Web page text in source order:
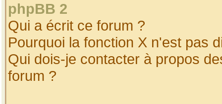
phpBB 2
Qui a écrit ce forum ?
Pourquoi la fonction X n'est pas
Qui dois-je contacter à propos
forum ?